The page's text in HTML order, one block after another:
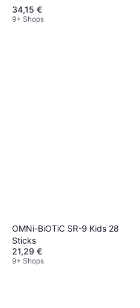
34,15 €
9+ Shops
OMNi-BiOTiC SR-9 Kids 28
Sticks
21,29 €
9+ Shops